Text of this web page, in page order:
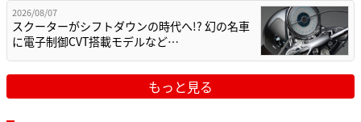
2026/08/07
スクーターがシフトダウンの時代へ!? 幻の名車
に電子制御CVT搭載モデルなど…
もっと見る